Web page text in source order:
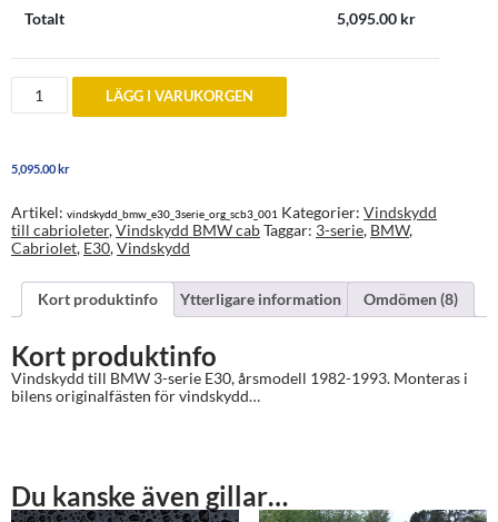
Totalt 5,095.00 kr
Vindskydd
BMW
E30
1993)
mängd
LÄGG I VARUKORGEN
5,095.00kr
Artikel: vindskydd_bmw_e30_3serie_org_scb3_001 Kategorier: Vindskydd
till cabrioleter,Vindskydd BMW cabTaggar: 3-serie, BMW,
Cabriolet, E30,Vindskydd
Kort produktinfo Ytterligare information Omdömen (8)
Kort produktinfo
Vindskydd till BMW 3-serie E30, årsmodell 1982-1993. Monteras i
bilens originalfästen för vindskydd…
Du kanske även gillar…